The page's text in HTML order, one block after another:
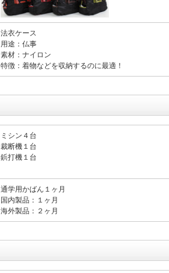
法衣ケース
用途：仏事
素材：ナイロン
特徴：着物などを収納するのに最適！
ミシン４台
裁断機１台
鋲打機１台
通学用かばん１ヶ月
国内製品：１ヶ月
海外製品：２ヶ月